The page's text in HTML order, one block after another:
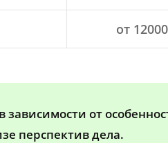
от
от
перспектив дела.